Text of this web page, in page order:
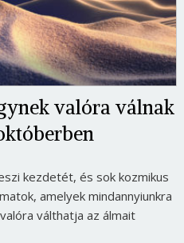
valóra válnak
kezdetét, és sok kozmikus
amelyek mindannyiunkra
válthatja az álmait